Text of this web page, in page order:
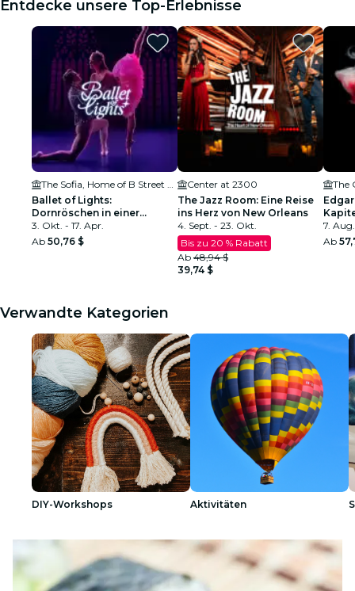
Entdecke unsere Top-Erlebnisse
Ballet of Lights:
Dornröschen in einer
funkelnden Show
3. Okt. - 17. Apr.
Ab 50,76 $
Center at 2300
The Jazz Room: Eine Reise
ins Herz von New Orleans
4. Sept. - 23. Okt.
Bis zu 20 % Rabatt
Ab 48,94 $
39,74 $
The
CA
7.
Ab
Verwandte Kategorien
DIY-Workshops Aktivitäten